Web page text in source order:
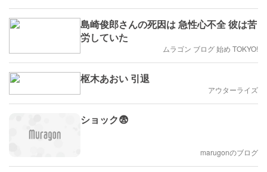
島崎俊郎さんの死因は 急性心不全 彼は苦
労していた
ムラゴン ブログ 始め TOKYO!
枢木あおい 引退
アウターライズ
ショック😨
marugonのブログ